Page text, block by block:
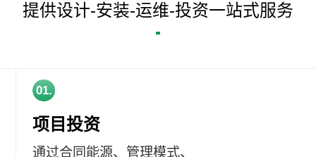
提供设计-安装-运维-投资一站式服务
01.
项目投资
通过合同能源、管理模式、